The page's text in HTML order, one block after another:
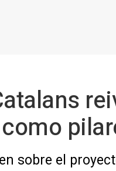
sobre el